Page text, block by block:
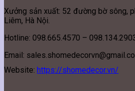
Xưởng sản xuất: 52 đường bờ sông,
Liêm, Hà Nội.
Hotline: 098.665.4570 –
Email:
Website: https://shomedecor.vn/